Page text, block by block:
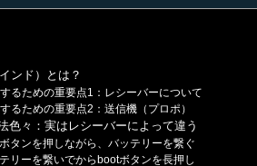
ンド）とは？
るための重要点1：レシーバーについて
るための重要点2：送信機（プロポ）
色々：実はレシーバーによって違う
タンを押しながら、バッテリーを繋ぐ
リーを繋いでからbootボタンを長押し